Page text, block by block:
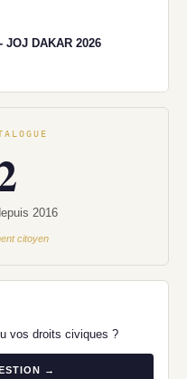
DAKAR 2026
2016
citoyen
vos droits civiques ?
→